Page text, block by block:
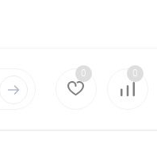
0 0